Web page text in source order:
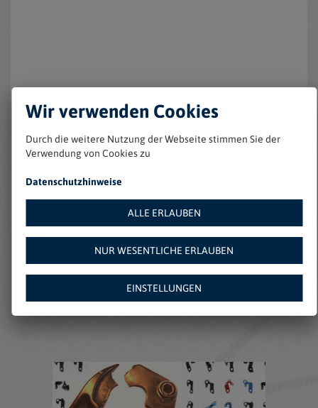
Keine Einträge gefunden
Weitere Angebote auf
Amazon:
Wir verwenden Cookies
Durch die weitere Nutzung der Webseite stimmen Sie der
Verwendung von Cookies zu
Datenschutzhinweise
ALLE ERLAUBEN
NUR WESENTLICHE ERLAUBEN
EINSTELLUNGEN